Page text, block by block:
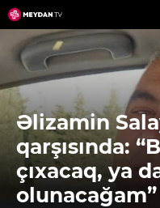
Skip
to
content
Əlizamin
qarşısında:
çıxacaq, ya
olunacağam”